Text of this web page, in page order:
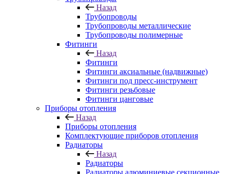
Назад
Трубопроводы
Трубопроводы металлические
Трубопроводы полимерные
Фитинги
Назад
Фитинги
Фитинги аксиальные (надвижные)
Фитинги под пресс-инструмент
Фитинги резьбовые
Фитинги цанговые
Приборы отопления
Назад
Приборы отопления
Комплектующие приборов отопления
Радиаторы
Назад
Радиаторы